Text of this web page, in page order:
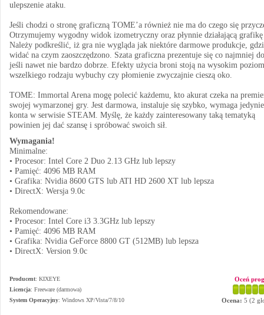
ulepszenie ataku.
Jeśli chodzi o stronę graficzną TOME’a również nie ma do czego się
Otrzymujemy wygodny widok izometryczny oraz płynnie działającą
Należy podkreślić, iż gra nie wygląda jak niektóre darmowe produkcje,
widać na czym zaoszczędzono. Szata graficzna prezentuje się co najmniej
jeśli nawet nie bardzo dobrze. Efekty użycia broni stoją na wysokim
wszelkiego rodzaju wybuchy czy płomienie zwyczajnie cieszą oko.
TOME: Immortal Arena mogę polecić każdemu, kto akurat czeka na
swojej wymarzonej gry. Jest darmowa, instaluje się szybko, wymaga jedynie
konta w serwisie STEAM. Myślę, że każdy zainteresowany taką tematyką
powinien jej dać szansę i spróbować swoich sił.
Wymagania!
Minimalne:
• Procesor: Intel Core 2 Duo 2.13 GHz lub lepszy
• Pamięć: 4096 MB RAM
• Grafika: Nvidia 8600 GTS lub ATI HD 2600 XT lub lepsza
• DirectX: Wersja 9.0c
Rekomendowane:
• Procesor: Intel Core i3 3.3GHz lub lepszy
• Pamięć: 4096 MB RAM
• Grafika: Nvidia GeForce 8800 GT (512MB) lub lepsza
• DirectX: Version 9.0c
Producent: KIXEYE
Licencja: Freeware (darmowa)
System Operacyjny: Windows XP/Vista/7/8/10
Oceń
Ocena: 5 (2